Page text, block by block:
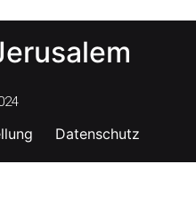
Datenschutz